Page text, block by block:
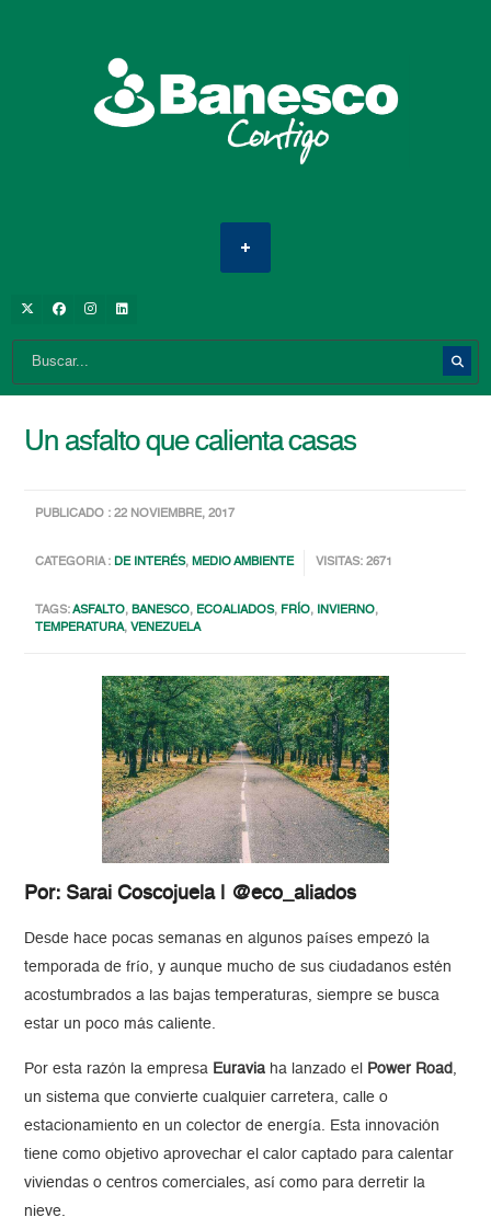
Un asfalto que calienta casas
PUBLICADO : 22 NOVIEMBRE, 2017
CATEGORIA :DE INTERÉS,MEDIO AMBIENTE VISITAS: 2671
TAGS:ASFALTO,BANESCO, ECOALIADOS, FRÍO, INVIERNO,
TEMPERATURA,VENEZUELA
Por: Sarai Coscojuela | @eco_aliados
Desde hace pocas semanas en algunos países empezó la
temporada de frío, y aunque mucho de sus ciudadanos estén
acostumbrados a las bajas temperaturas, siempre se busca
estar un poco más caliente.
Por esta razón la empresa Euravia ha lanzado el Power Road ,
un sistema que convierte cualquier carretera, calle o
estacionamiento en un colector de energía. Esta innovación
tiene como objetivo aprovechar el calor captado para calentar
viviendas o centros comerciales, así como para derretir la
nieve.